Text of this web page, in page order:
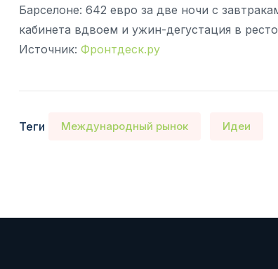
Барселоне: 642 евро за две ночи с
кабинета вдвоем и ужин-дегустация в
Источник: Фронтдеск.ру
Теги Международный рынок Идеи